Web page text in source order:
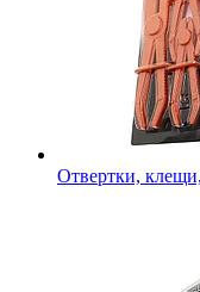
Отвертки,